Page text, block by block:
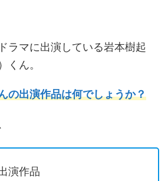
ラマに出演している岩本樹起
くん。
の出演作品は何でしょうか？
演作品